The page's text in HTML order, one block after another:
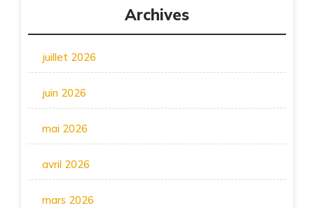
Archives
juillet 2026
juin 2026
mai 2026
avril 2026
mars 2026